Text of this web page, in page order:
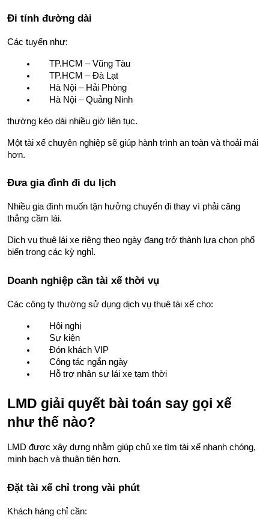
Đi tỉnh đường dài
Các tuyến như:
TP.HCM – Vũng Tàu
TP.HCM – Đà Lạt
Hà Nội – Hải Phòng
Hà Nội – Quảng Ninh
thường kéo dài nhiều giờ liên tục.
Một tài xế chuyên nghiệp sẽ giúp hành trình an toàn và thoải mái
hơn.
Đưa gia đình đi du lịch
Nhiều gia đình muốn tận hưởng chuyến đi thay vì phải căng
thẳng cầm lái.
Dịch vụ thuê lái xe riêng theo ngày đang trở thành lựa chọn phổ
biến trong các kỳ nghỉ.
Doanh nghiệp cần tài xế thời vụ
Các công ty thường sử dụng dịch vụ thuê tài xế cho:
Hội nghị
Sự kiện
Đón khách VIP
Công tác ngắn ngày
Hỗ trợ nhân sự lái xe tạm thời
LMD giải quyết bài toán say gọi xế
như thế nào?
LMD được xây dựng nhằm giúp chủ xe tìm tài xế nhanh chóng,
minh bạch và thuận tiện hơn.
Đặt tài xế chỉ trong vài phút
Khách hàng chỉ cần: